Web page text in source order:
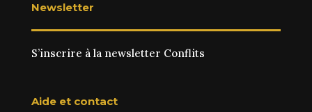
Newsletter
S’inscrire à la newsletter Conflits
Aide et contact